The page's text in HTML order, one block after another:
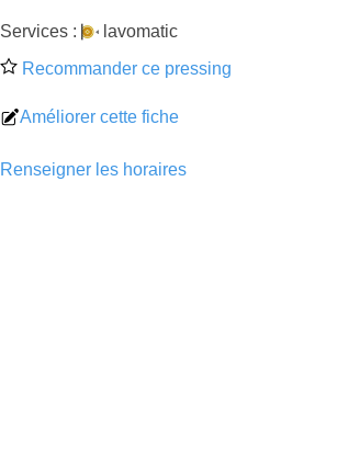
Services :
lavomatic
Recommander ce pressing
Améliorer cette fiche
Renseigner les horaires